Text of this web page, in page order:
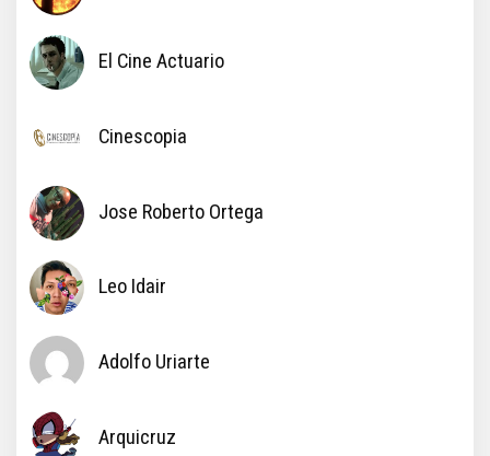
El Cine Actuario
Cinescopia
Jose Roberto Ortega
Leo Idair
Adolfo Uriarte
Arquicruz